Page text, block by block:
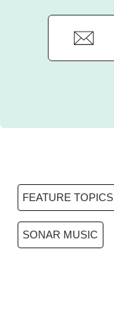
FEATURE TOPICS
SONAR MUSIC